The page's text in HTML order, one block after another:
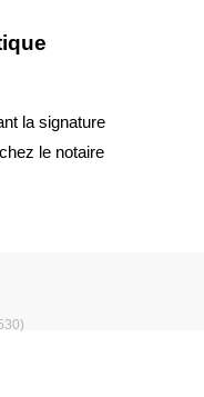
la signature
le notaire